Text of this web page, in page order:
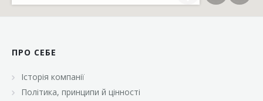
ПРО СЕБЕ
Історія компанії
Політика, принципи й цінності